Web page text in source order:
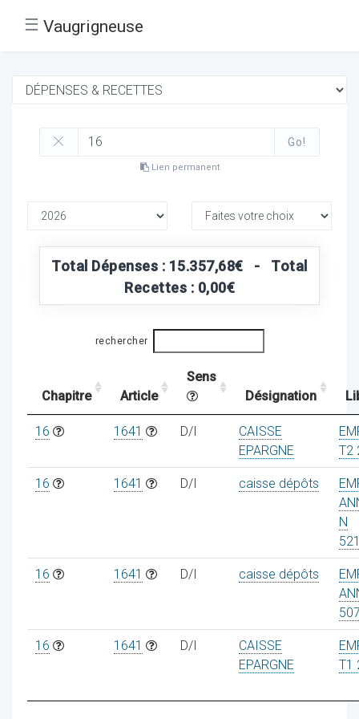
☰ Vaugrigneuse
Go!
Lien permanent
Total Dépenses : 15.357,68€ - Total
Recettes : 0,00€
rechercher
Chapitre Article
Sens
Désignation
16 1641 D/I
CAISSE
EPARGNE
T2
16 1641 D/I caisse dépôts
N
16 1641 D/I caisse dépôts
16 1641 D/I
CAISSE
EPARGNE
T1